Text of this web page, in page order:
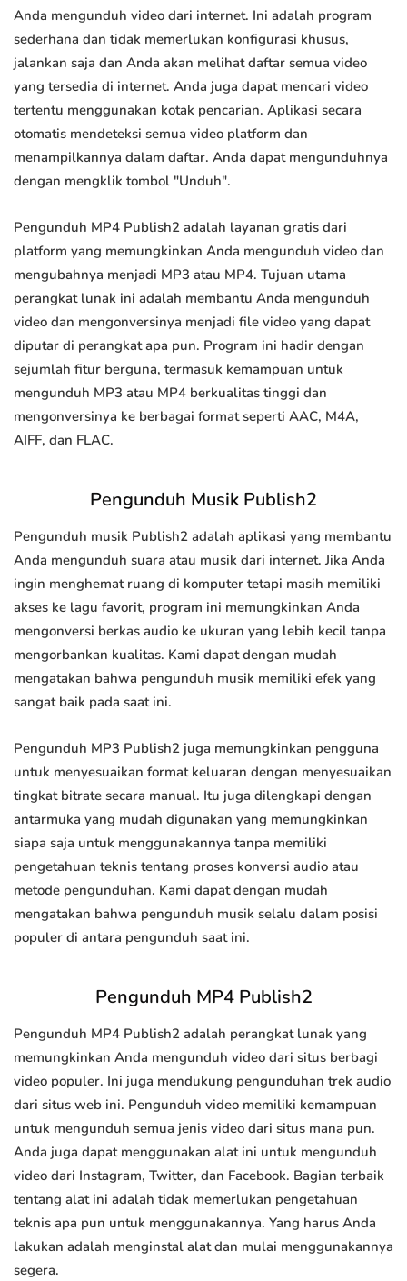
Anda mengunduh video dari internet. Ini adalah program
sederhana dan tidak memerlukan konfigurasi khusus,
jalankan saja dan Anda akan melihat daftar semua video
yang tersedia di internet. Anda juga dapat mencari video
tertentu menggunakan kotak pencarian. Aplikasi secara
otomatis mendeteksi semua video platform dan
menampilkannya dalam daftar. Anda dapat mengunduhnya
dengan mengklik tombol "Unduh".
Pengunduh MP4 Publish2 adalah layanan gratis dari
platform yang memungkinkan Anda mengunduh video dan
mengubahnya menjadi MP3 atau MP4. Tujuan utama
perangkat lunak ini adalah membantu Anda mengunduh
video dan mengonversinya menjadi file video yang dapat
diputar di perangkat apa pun. Program ini hadir dengan
sejumlah fitur berguna, termasuk kemampuan untuk
mengunduh MP3 atau MP4 berkualitas tinggi dan
mengonversinya ke berbagai format seperti AAC, M4A,
AIFF, dan FLAC.
Pengunduh Musik Publish2
Pengunduh musik Publish2 adalah aplikasi yang membantu
Anda mengunduh suara atau musik dari internet. Jika Anda
ingin menghemat ruang di komputer tetapi masih memiliki
akses ke lagu favorit, program ini memungkinkan Anda
mengonversi berkas audio ke ukuran yang lebih kecil tanpa
mengorbankan kualitas. Kami dapat dengan mudah
mengatakan bahwa pengunduh musik memiliki efek yang
sangat baik pada saat ini.
Pengunduh MP3 Publish2 juga memungkinkan pengguna
untuk menyesuaikan format keluaran dengan menyesuaikan
tingkat bitrate secara manual. Itu juga dilengkapi dengan
antarmuka yang mudah digunakan yang memungkinkan
siapa saja untuk menggunakannya tanpa memiliki
pengetahuan teknis tentang proses konversi audio atau
metode pengunduhan. Kami dapat dengan mudah
mengatakan bahwa pengunduh musik selalu dalam posisi
populer di antara pengunduh saat ini.
Pengunduh MP4 Publish2
Pengunduh MP4 Publish2 adalah perangkat lunak yang
memungkinkan Anda mengunduh video dari situs berbagi
video populer. Ini juga mendukung pengunduhan trek audio
dari situs web ini. Pengunduh video memiliki kemampuan
untuk mengunduh semua jenis video dari situs mana pun.
Anda juga dapat menggunakan alat ini untuk mengunduh
video dari Instagram, Twitter, dan Facebook. Bagian terbaik
tentang alat ini adalah tidak memerlukan pengetahuan
teknis apa pun untuk menggunakannya. Yang harus Anda
lakukan adalah menginstal alat dan mulai menggunakannya
segera.